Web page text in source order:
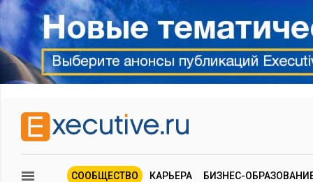
СООБЩЕСТВО КАРЬЕРА БИЗНЕС-